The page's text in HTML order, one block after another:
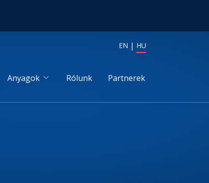
EN HU
Anyagok Rólunk Partnerek